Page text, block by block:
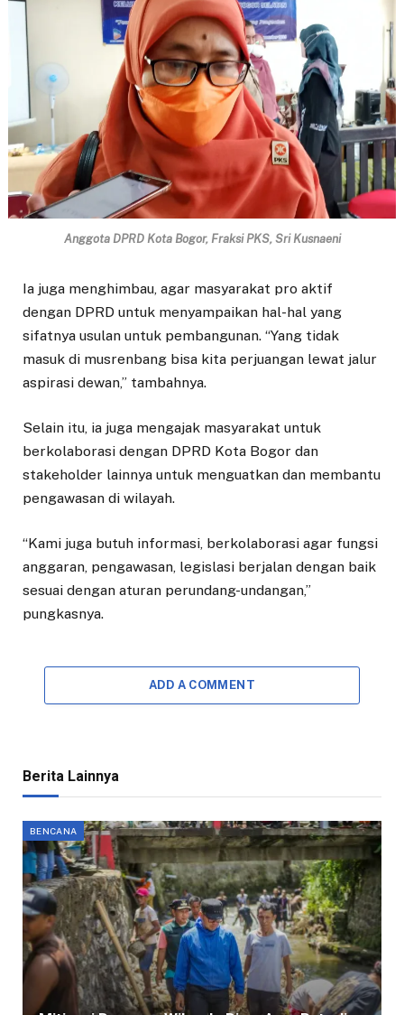
Anggota DPRD Kota Bogor, Fraksi PKS, Sri Kusnaeni
Ia juga menghimbau, agar masyarakat pro aktif
dengan DPRD untuk menyampaikan hal-hal yang
sifatnya usulan untuk pembangunan. “Yang tidak
masuk di musrenbang bisa kita perjuangan lewat jalur
aspirasi dewan,” tambahnya.
Selain itu, ia juga mengajak masyarakat untuk
berkolaborasi dengan DPRD Kota Bogor dan
stakeholder lainnya untuk menguatkan dan membantu
pengawasan di wilayah.
“Kami juga butuh informasi, berkolaborasi agar fungsi
anggaran, pengawasan, legislasi berjalan dengan baik
sesuai dengan aturan perundang-undangan,”
pungkasnya.
ADD A COMMENT
Berita Lainnya
BENCANA